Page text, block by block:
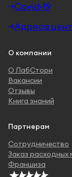
Covid-19
Адреса
О компании
О ЛабСтори
Вакансии
Отзывы
Книга знаний
Партнерам
Сотрудничество
Заказ расходных
Франшиза